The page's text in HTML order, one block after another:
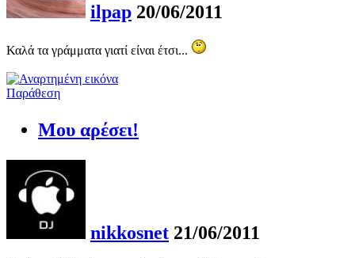
ilpap 20/06/2011
Καλά τα γράμματα γιατί είναι έτσι...
Παράθεση
Μου αρέσει!
nikkosnet 21/06/2011